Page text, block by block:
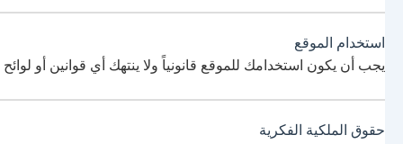
استخدام الموقع
يجب أن يكون استخدامك للموقع قانونياً ولا ينتهك أي قوانين أو
حقوق الملكية الفكرية